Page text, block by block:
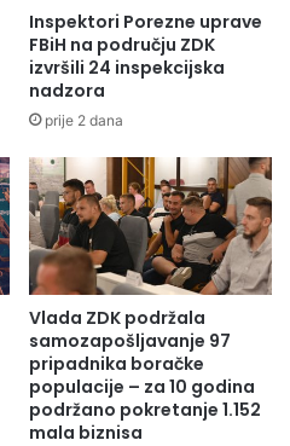
Inspektori Porezne uprave
FBiH na području ZDK
izvršili 24 inspekcijska
nadzora
prije 2 dana
Vlada ZDK podržala
samozapošljavanje 97
pripadnika boračke
populacije – za 10 godina
podržano pokretanje 1.152
mala biznisa